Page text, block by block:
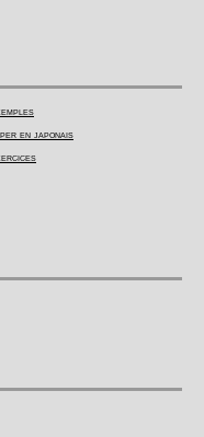
en japonais